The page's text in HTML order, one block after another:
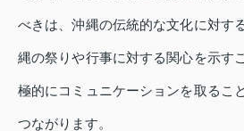
べきは、沖縄の伝統的な文化に対す
縄の祭りや行事に対する関心を示す
極的にコミュニケーションを取るこ
つながります。